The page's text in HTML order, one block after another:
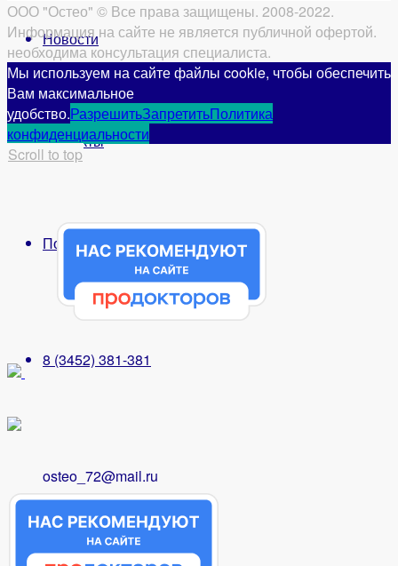
Новости
Контакты
Поиск
8 (3452) 381-381
osteo_72@mail.ru
ООО "Остео" © Все права защищены. 2008-2022.
Информация на сайте не является публичной офертой.
необходима консультация специалиста.
Мы используем на сайте файлы cookie, чтобы обеспечить
Вам максимальное
удобство.РазрешитьЗапретитьПолитика
конфиденциальности
Scroll to top